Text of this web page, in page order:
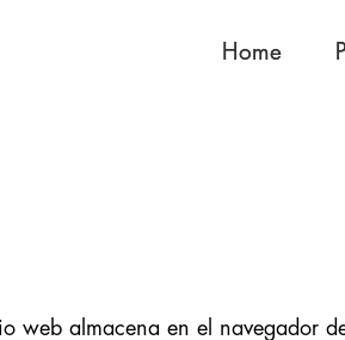
Home
Home
web almacena en el